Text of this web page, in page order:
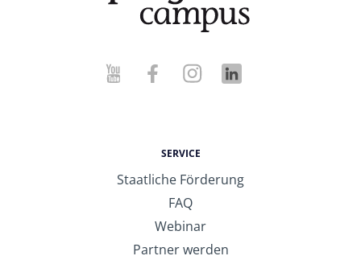
SERVICE
Staatliche Förderung
FAQ
Webinar
Partner werden